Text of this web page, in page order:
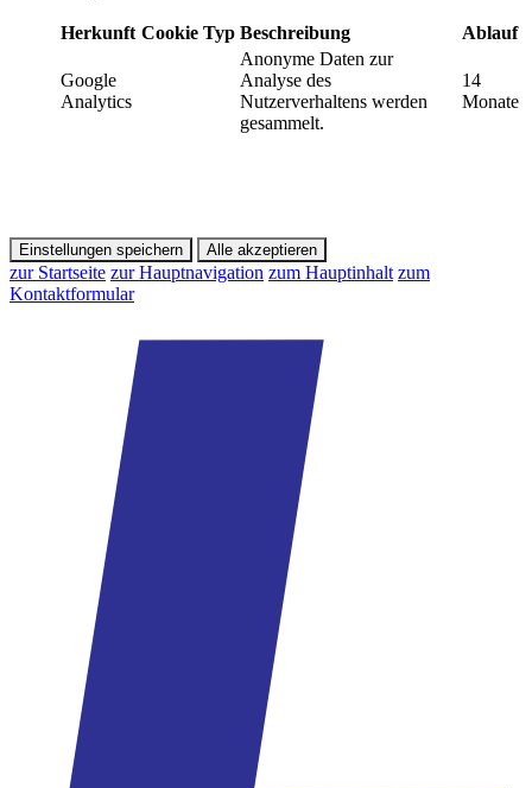
Herkunft Cookie Typ Beschreibung Ablauf
Google
Analytics
Anonyme Daten zur
Analyse des
Nutzerverhaltens werden
gesammelt.
14
Monate
Einstellungen speichern Alle akzeptieren
zur Startseite zur Hauptnavigation zum Hauptinhalt zum
Kontaktformular